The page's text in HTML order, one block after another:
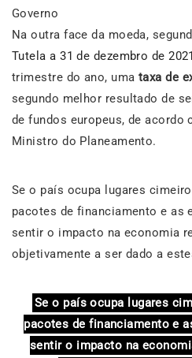
Governo
Na outra face da moeda,
Tutela a 31 de dezembro de 2021
trimestre do ano, uma taxa de
segundo melhor resultado de
de fundos europeus, de acordo
Ministro do Planeamento.
Se o país ocupa lugares
pacotes de financiamento e as
sentir o impacto na economia
objetivamente a ser dado a
Se o país ocupa lugares
pacotes de financiamento e
sentir o impacto na